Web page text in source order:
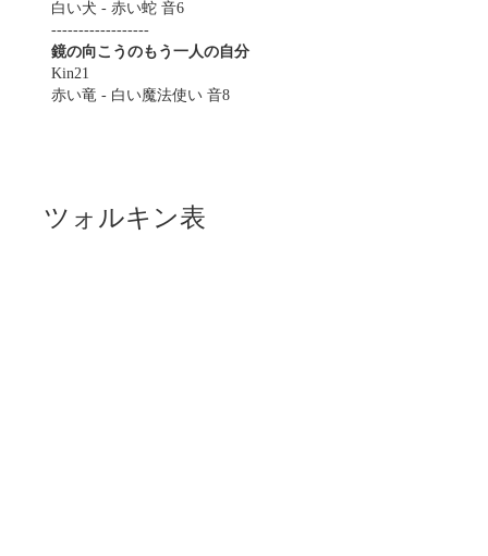
白い犬 - 赤い蛇 音6
------------------
鏡の向こうのもう一人の自分
Kin21
赤い竜 - 白い魔法使い 音8
ツォルキン表